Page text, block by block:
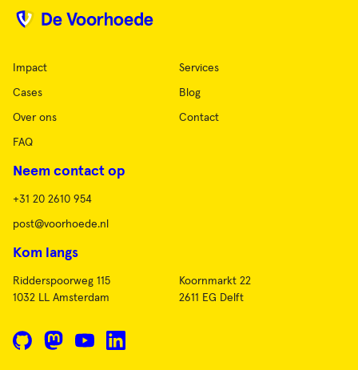
Impact Services
Cases Blog
Over ons Contact
FAQ
Neem contact op
+31 20 2610 954
post@voorhoede.nl
Kom langs
Ridderspoorweg 115
1032 LL Amsterdam
Koornmarkt 22
2611 EG Delft
GitHubMastodonYouTubeLinkedIn